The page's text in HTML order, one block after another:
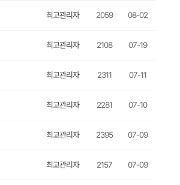
최고관리자 2059 08-02
최고관리자 2108 07-19
최고관리자 2311 07-11
최고관리자 2281 07-10
최고관리자 2395 07-09
최고관리자 2157 07-09